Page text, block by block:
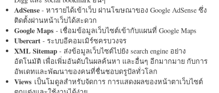
AdSense - หารายได้เข้าเว็บ ผ่านโฆษณาของ Google AdSense ซึ่ง
ติดตั้งผ่านหน้าเว็บได้สะดวก
Google Maps - เชื่อมข้อมูลเว็บไซต์เข้ากับแผนที่ Google Maps
Ubercart - ระบบอีคอมเมิร์ซครบวงจร
XML Sitemap - ส่งข้อมูลเว็บไซต์ไปยัง search engine อย่าง
อัตโนมัติ เพื่อเพิ่มอันดับในผลค้นหา และอื่นๆ อีกมากมาย กับการ
อัพเดทและพัฒนาของคนที่ชื่นชอบดรูปัลทั่วโลก
Views เป็นโมดูลสำหรับจัดการ การแสดงผลของหน้าตาเว็บไซต์